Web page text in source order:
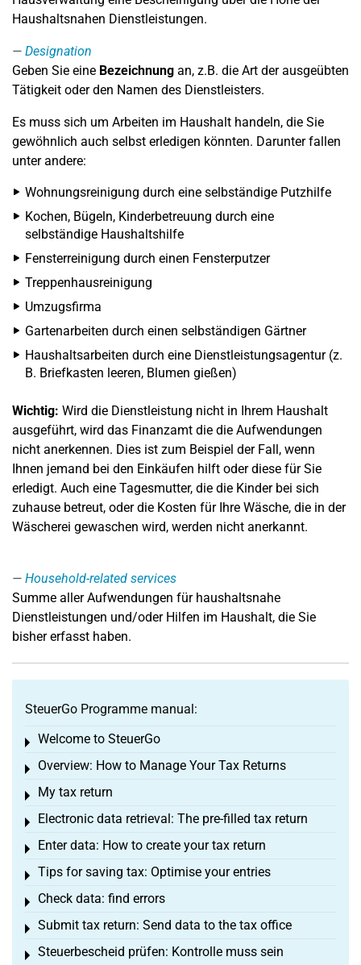
Haushaltsnahen Dienstleistungen.
Designation
Geben Sie eine Bezeichnung an, z.B. die Art der ausgeübten
Tätigkeit oder den Namen des Dienstleisters.
Es muss sich um Arbeiten im Haushalt handeln, die Sie
gewöhnlich auch selbst erledigen könnten. Darunter fallen
unter andere:
Wohnungsreinigung durch eine selbständige Putzhilfe
Kochen, Bügeln, Kinderbetreuung durch eine
selbständige Haushaltshilfe
Fensterreinigung durch einen Fensterputzer
Treppenhausreinigung
Umzugsfirma
Gartenarbeiten durch einen selbständigen Gärtner
Haushaltsarbeiten durch eine Dienstleistungsagentur (z.
B. Briefkasten leeren, Blumen gießen)
Wichtig: Wird die Dienstleistung nicht in Ihrem Haushalt
ausgeführt, wird das Finanzamt die die Aufwendungen
nicht anerkennen. Dies ist zum Beispiel der Fall, wenn
Ihnen jemand bei den Einkäufen hilft oder diese für Sie
erledigt. Auch eine Tagesmutter, die die Kinder bei sich
zuhause betreut, oder die Kosten für Ihre Wäsche, die in der
Wäscherei gewaschen wird, werden nicht anerkannt.
Household-related services
Summe aller Aufwendungen für haushaltsnahe
Dienstleistungen und/oder Hilfen im Haushalt, die Sie
bisher erfasst haben.
SteuerGo Programme manual:
Welcome to SteuerGo
Toggle menu
Overview: How to Manage Your Tax Returns
Toggle menu
My tax return
Toggle menu
Electronic data retrieval: The pre-filled tax return
Toggle menu
Enter data: How to create your tax return
Toggle menu
Tips for saving tax: Optimise your entries
Toggle menu
Check data: find errors
Toggle menu
Submit tax return: Send data to the tax office
Toggle menu
Steuerbescheid prüfen: Kontrolle muss sein
Toggle menu